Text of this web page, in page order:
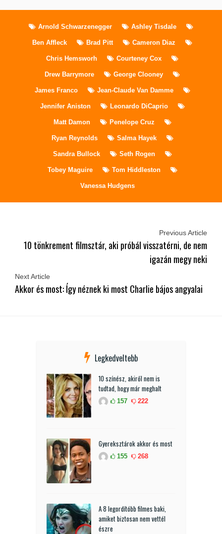
Arnold Schwarzenegger Ashley Tisdale
Ben Affleck Brad Pitt Cameron Diaz
Chris Hemsworh Courteney Cox
Drew Barrymore George Clooney
James Franco Jean-Claude Van Damme
Jennifer Aniston Leonardo DiCaprio
Matt Damon Penelope Cruz
Ryan Reynolds Salma Hayek
Sandra Bullock Seth Rogen
Tobey Maguire Tom Hiddleston
Vanessa Hudgens
Previous Article
10 tönkrement filmsztár, aki próbál visszatérni, de nem
igazán megy neki
Next Article
Akkor és most: Így néznek ki most Charlie bájos angyalai
Legkedveltebb
10 színész, akiről nem is
tudtad, hogy már meghalt
157 222
Gyereksztárok akkor és most
155 268
A 8 legordítóbb filmes baki,
amiket biztosan nem vettél
észre